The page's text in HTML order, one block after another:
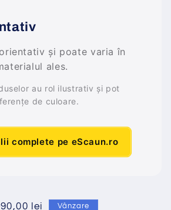
și poate varia în
ales.
au rol ilustrativ și pot
de culoare.
complete pe eScaun.ro
lei Vânzare